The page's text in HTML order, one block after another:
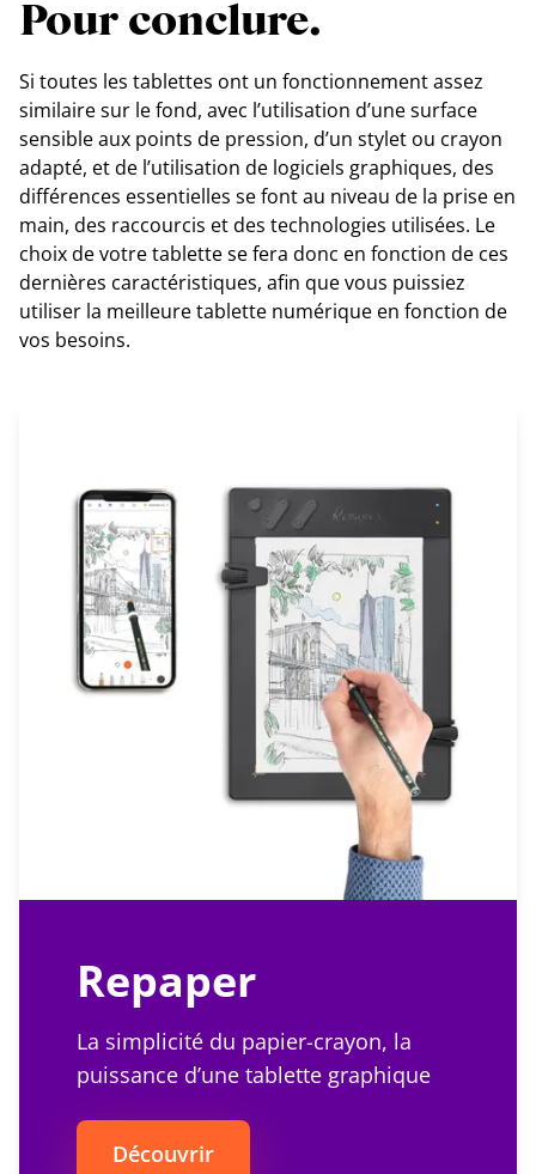
Pour conclure.
Si toutes les tablettes ont un fonctionnement assez
similaire sur le fond, avec l’utilisation d’une surface
sensible aux points de pression, d’un stylet ou crayon
adapté, et de l’utilisation de logiciels graphiques, des
différences essentielles se font au niveau de la prise en
main, des raccourcis et des technologies utilisées. Le
choix de votre tablette se fera donc en fonction de ces
dernières caractéristiques, afin que vous puissiez
utiliser la meilleure tablette numérique en fonction de
vos besoins.
Repaper
La simplicité du papier-crayon, la
puissance d’une tablette graphique
Découvrir